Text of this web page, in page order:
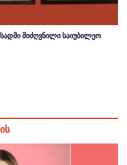
მიძღვნილი საიუბილეო